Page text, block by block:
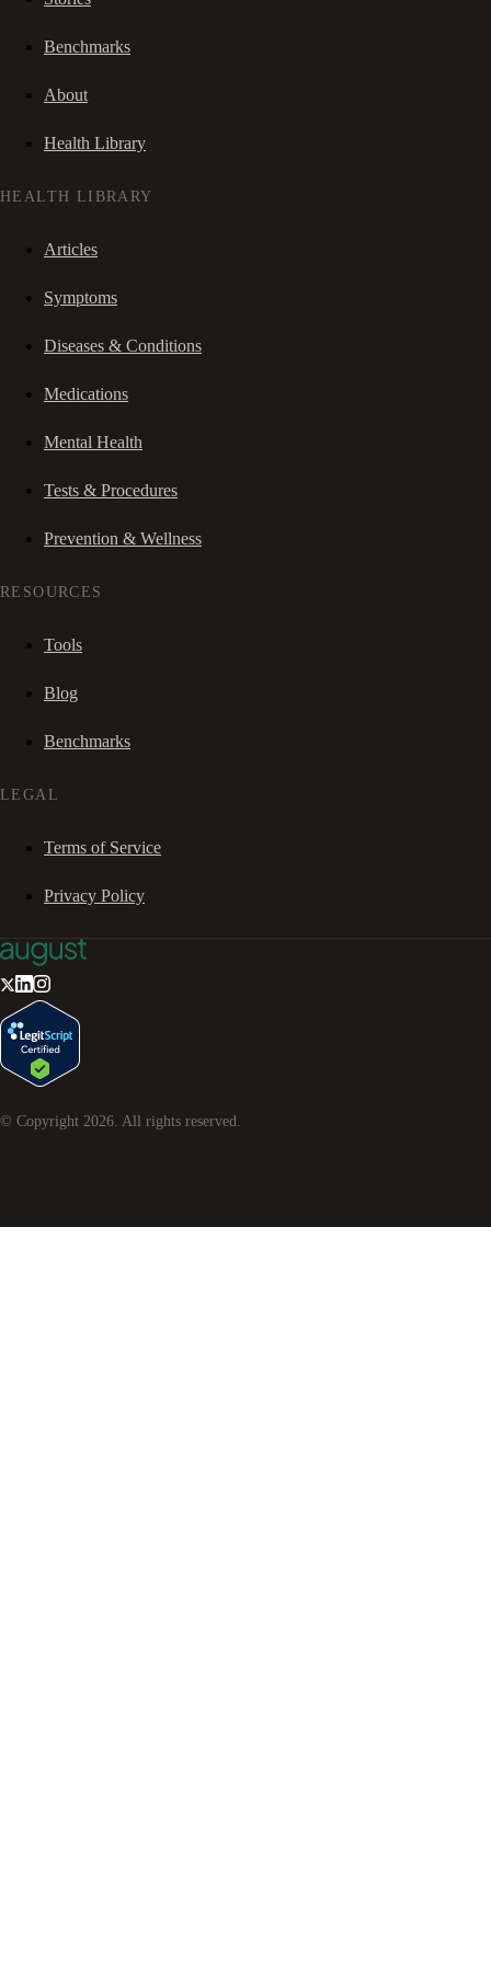
Benchmarks
About
Health Library
HEALTH LIBRARY
Articles
Symptoms
Diseases & Conditions
Medications
Mental Health
Tests & Procedures
Prevention & Wellness
RESOURCES
Tools
Blog
Benchmarks
LEGAL
Terms of Service
Privacy Policy
© Copyright 2026 . All rights reserved.